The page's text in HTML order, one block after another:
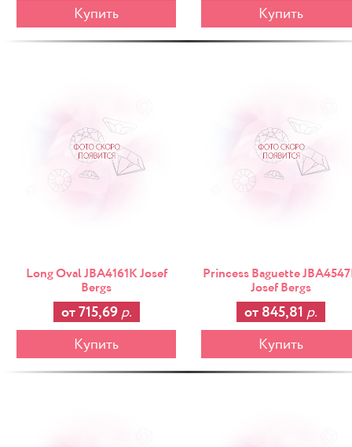
Купить Купить
Long Oval JBA4161K Josef
Bergs
от 715,69 р.
Купить
Princess Baguette
Josef Bergs
от 845,81 р.
Купить